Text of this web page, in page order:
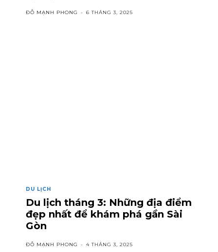
ĐỖ MẠNH PHONG - 6 THÁNG 3, 2025
DU LỊCH
Du lịch tháng 3: Những địa điểm
đẹp nhất để khám phá gần Sài
Gòn
ĐỖ MẠNH PHONG - 4 THÁNG 3, 2025